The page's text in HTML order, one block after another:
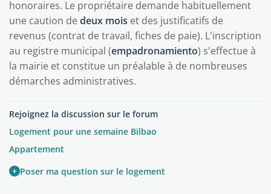
honoraires. Le propriétaire demande habituellement
une caution dedeux mois et des justificatifs de
revenus (contrat de travail, fiches de paie). L'inscription
au registre municipal (empadronamiento) s'effectue à
la mairie et constitue un préalable à de nombreuses
démarches administratives.
Rejoignez la discussion sur le forum
Logement pour une semaine Bilbao
Appartement
+ Poser ma question sur le logement